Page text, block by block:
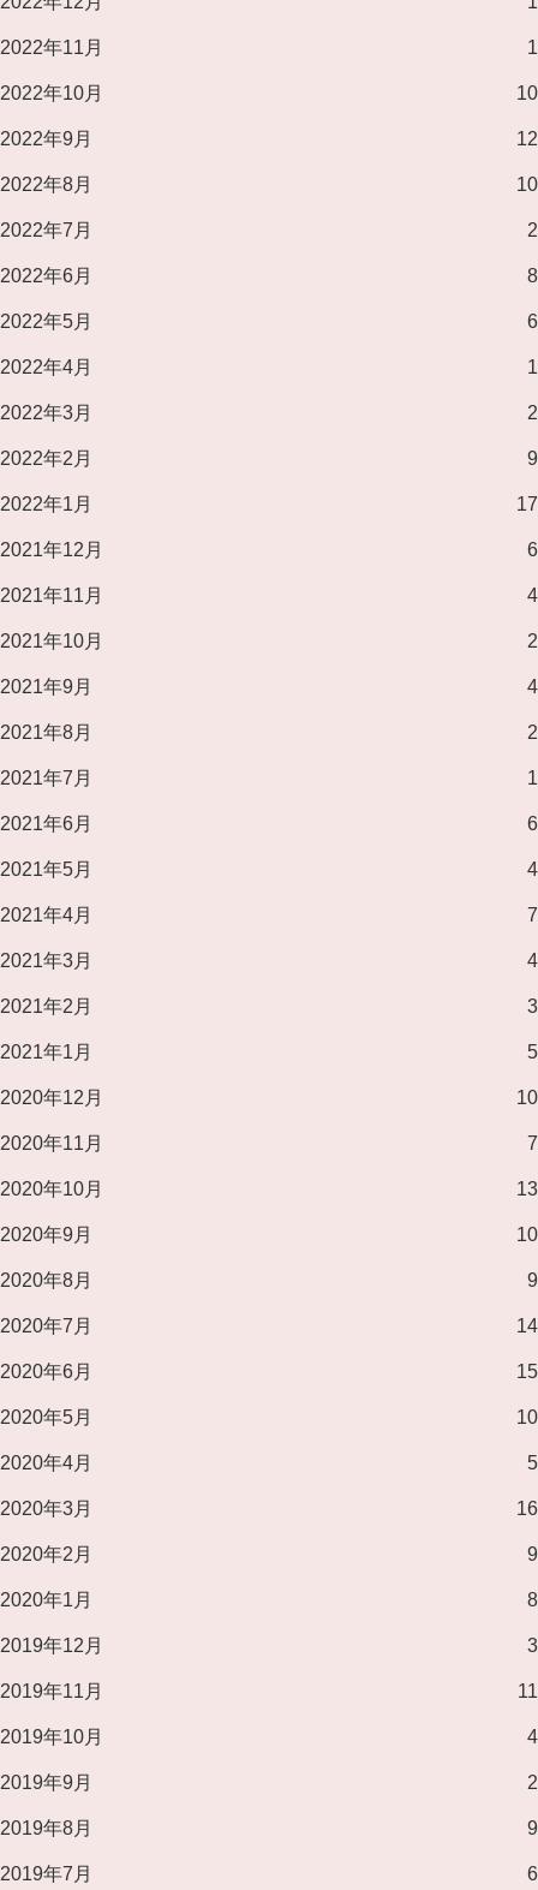
2022年11月 1
2022年10月 10
2022年9月 12
2022年8月 10
2022年7月 2
2022年6月 8
2022年5月 6
2022年4月 1
2022年3月 2
2022年2月 9
2022年1月 17
2021年12月 6
2021年11月 4
2021年10月 2
2021年9月 4
2021年8月 2
2021年7月 1
2021年6月 6
2021年5月 4
2021年4月 7
2021年3月 4
2021年2月 3
2021年1月 5
2020年12月 10
2020年11月 7
2020年10月 13
2020年9月 10
2020年8月 9
2020年7月 14
2020年6月 15
2020年5月 10
2020年4月 5
2020年3月 16
2020年2月 9
2020年1月 8
2019年12月 3
2019年11月 11
2019年10月 4
2019年9月 2
2019年8月 9
2019年7月 6